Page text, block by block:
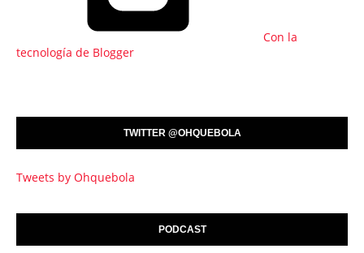
Con la
tecnología de Blogger
TWITTER @OHQUEBOLA
Tweets by Ohquebola
PODCAST